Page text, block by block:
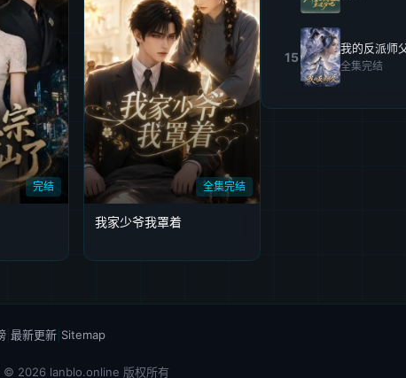
完结 全集完结
我家少爷我罩着
15
我的反派师
全集完结
| 最新更新| Sitemap
© 2026 lanblo.online 版权所有